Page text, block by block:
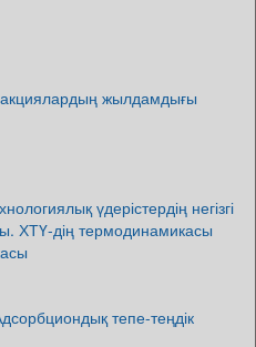
жылдамдығы
үдерістердің негізгі
ХТҮ-дің термодинамикасы
тепе-теңдік